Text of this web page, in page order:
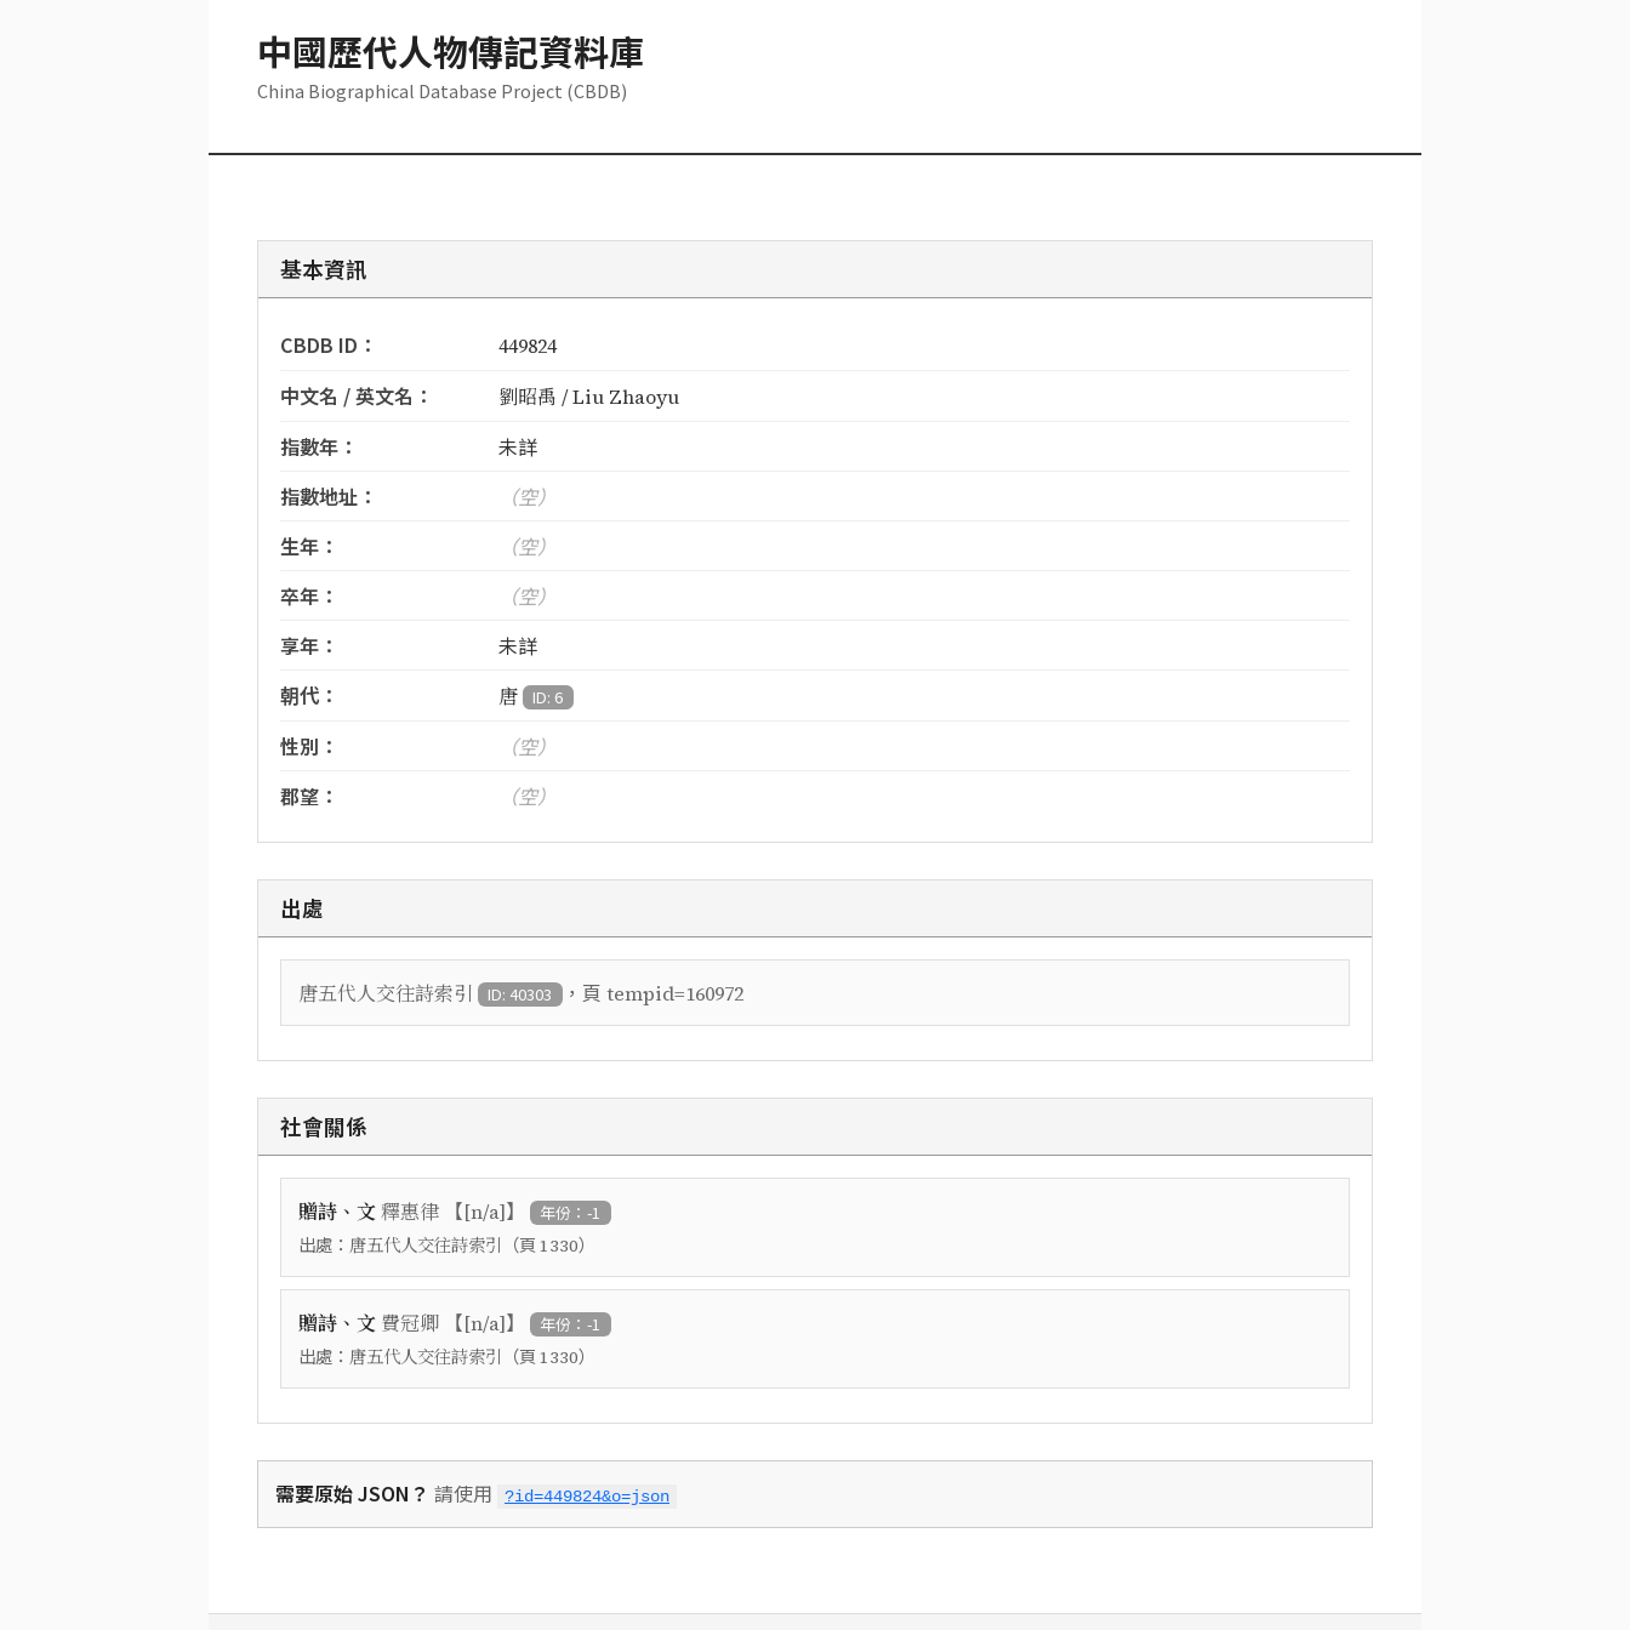
中國歷代人物傳記資料庫
China Biographical Database Project (CBDB)
基本資訊
CBDB ID： 449824
中文名 / 英文名： 劉昭禹 / Liu Zhaoyu
指數年：
未詳
指數地址：
（空）
生年：
（空）
卒年：
（空）
享年：
未詳
朝代：
唐 ID: 6
性別：
（空）
郡望：
（空）
出處
唐五代人交往詩索引 ID: 40303 ，頁 tempid=160972
社會關係
贈詩、文釋惠律 【[n/a]】 年份：-1
出處： 唐五代人交往詩索引 （頁 1330）
贈詩、文 費冠卿 【[n/a]】 年份：-1
出處： 唐五代人交往詩索引 （頁 1330）
需要原始 JSON？ 請使用 ?id=449824&o=json